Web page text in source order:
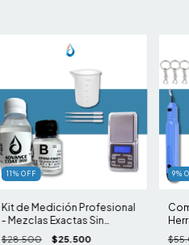
11 % OFF
Kit de Medición Profesional
- Mezclas Exactas Sin
Errores
$28.500 $25.500
9%